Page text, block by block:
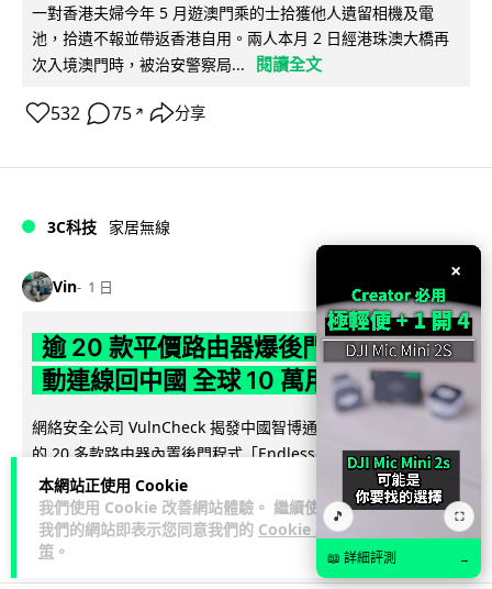
本網站正使用 Cookie
我們使用 Cookie 改善網站體驗。 繼續使用
我們的網站即表示您同意我們的 Cookie 政
策 。
一對香港夫婦今年 5 月遊澳門乘的士拾獲他人遺留相機及電
池，拾遺不報並帶返香港自用。兩人本月 2 日經港珠澳大橋再
次入境澳門時，被治安警察局...
閱讀全文
532 75 ↗ 分享
3C科技 家居無線
Vin 1 日
逾 20 款平價路由器爆後門 每 35 秒自
動連線回中國 全球 10 萬用家私隱堪憂
網絡安全公司 VulnCheck 揭發中國智博通電子（Zbtlink）生產
的 20 多款路由器內置後門程式「Endlessdoors」（無盡... 閱
讀全文
964 221↗ 分享
×
🎵 ⛶
📖 詳細評測 →